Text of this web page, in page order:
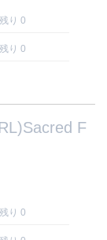
残り 0
残り 0
F
残り 0